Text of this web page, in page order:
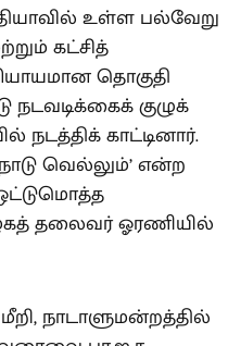
உள்ள பல்வேறு
கட்சித்
தொகுதி
குழுக்
காட்டினார்.
வெல்லும்’ என்ற
தலைவர் ஓரணியில்
நாடாளுமன்றத்தில்